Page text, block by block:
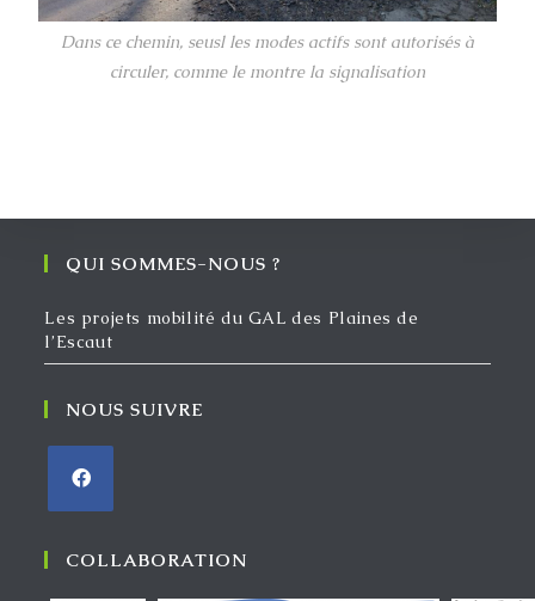
Dans ce chemin, seusl les modes actifs sont autorisés à
circuler, comme le montre la signalisation
QUI SOMMES-NOUS ?
Les projets mobilité du GAL des Plaines de
l’Escaut
NOUS SUIVRE
COLLABORATION